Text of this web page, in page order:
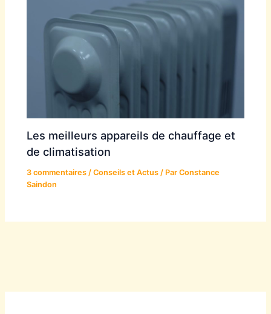
Les meilleurs appareils de chauffage et
de climatisation
3 commentaires /Conseils et Actus / ParConstance
Saindon